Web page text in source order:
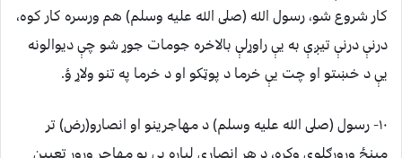
کار شروع شو، رسول الله (صلى الله عليه وسلم) هم ورسره کار کوه،
درنې درنې تيږې به يې راوړلې بالاخره جومات جوړ شو چې ديوالونه
يې د خښتو او چت يې خرما د پوټکو او د خرما په تنو ولاړ ؤ.
١٠- رسول (صلى الله عليه وسلم) د مهاجرينو او انصارو(رض) تر
مينځ ورورګلوي وکړه، د هر انصاري لپاره يې يو مهاجر ورور تعيين